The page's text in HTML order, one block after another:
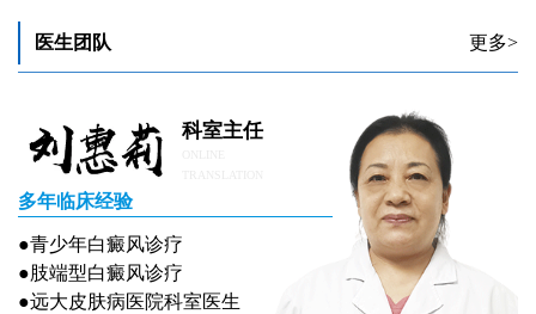
医生团队 更多>
科室主任
多年临床经验
●青少年白癜风诊疗
●肢端型白癜风诊疗
●远大皮肤病医院科室医生